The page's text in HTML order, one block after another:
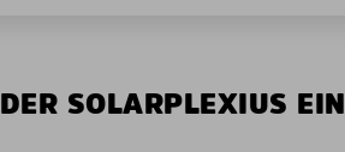
DER SOLARPLEXIUS